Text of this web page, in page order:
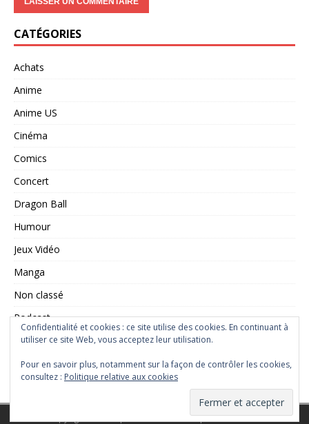
CATÉGORIES
Achats
Anime
Anime US
Cinéma
Comics
Concert
Dragon Ball
Humour
Jeux Vidéo
Manga
Non classé
Podcast
Saint Seiya
Série TV
Copyright © 2026 | Thème WordPress parMH Themes
Confidentialité et cookies : ce site utilise des cookies. En continuant à
utiliser ce site Web, vous acceptez leur utilisation.
Pour en savoir plus, notamment sur la façon de contrôler les cookies,
consultez : Politique relative aux cookies